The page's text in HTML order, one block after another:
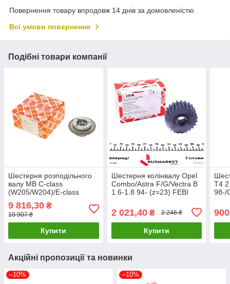
Повернення товару впродовж 14 днів за домовленістю
Всі умови повернення
Подібні товари компанії
Шестерня розподільного
валу MB C-class
(W205/W204)/E-class
FEBI BILSTEIN 175346
UA61
9 816,30 ₴
10 907 ₴
Купити
Шестерня колінвалу Opel
Combo/Astra F/G/Vectra B
1.6-1.8 94- (z=23) FEBI
2 021,40₴ 2 246 ₴
Купити
T4
98-/
900
Акційні пропозиції та новинки
–10% –10%